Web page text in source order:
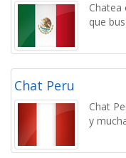
Chatea
que
Chat Peru
Chat
y